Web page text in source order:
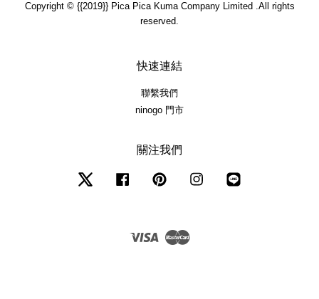
Copyright © {{2019}} Pica Pica Kuma Company Limited .All rights
reserved.
快速連結
聯繫我們
ninogo 門市
關注我們
Twitter Facebook Pinterest Instagram
Visa Master